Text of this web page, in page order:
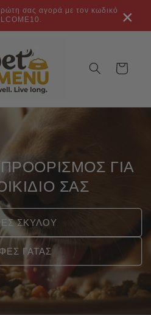
σας αγορά με τον κωδικό
Καλάθι
ΓΙΑ
ΣΑΣ
ΣΚΥΛΟΥ
ΓΑΤΑΣ
×